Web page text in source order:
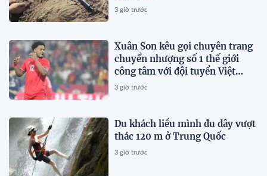
3 giờ trước
Xuân Son kêu gọi chuyên trang
chuyển nhượng số 1 thế giới
công tâm với đội tuyển Việt
Nam
3 giờ trước
Du khách liều mình đu dây vượt
thác 120 m ở Trung Quốc
3 giờ trước